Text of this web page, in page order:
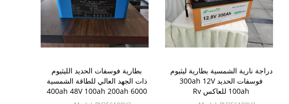
بطارية فوسفات الحديد الليثيوم
ذات الجهد العالي للطاقة الشمسية
400ah 48V 100ah 200ah 6000
Cycle Times
دراجة نارية الشمسية بطارية ليثيوم
فوسفات الحديد 300ah 12V
100ah للعاكس Rv